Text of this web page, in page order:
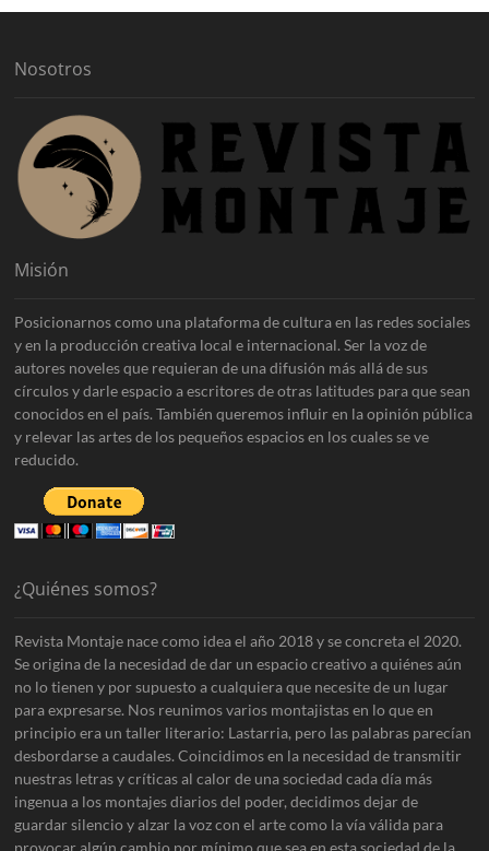
Nosotros
Misión
Posicionarnos como una plataforma de cultura en las redes sociales
y en la producción creativa local e internacional. Ser la voz de
autores noveles que requieran de una difusión más allá de sus
círculos y darle espacio a escritores de otras latitudes para que sean
conocidos en el país. También queremos influir en la opinión pública
y relevar las artes de los pequeños espacios en los cuales se ve
reducido.
¿Quiénes somos?
Revista Montaje nace como idea el año 2018 y se concreta el 2020.
Se origina de la necesidad de dar un espacio creativo a quiénes aún
no lo tienen y por supuesto a cualquiera que necesite de un lugar
para expresarse. Nos reunimos varios montajistas en lo que en
principio era un taller literario: Lastarria, pero las palabras parecían
desbordarse a caudales. Coincidimos en la necesidad de transmitir
nuestras letras y críticas al calor de una sociedad cada día más
ingenua a los montajes diarios del poder, decidimos dejar de
guardar silencio y alzar la voz con el arte como la vía válida para
provocar algún cambio por mínimo que sea en esta sociedad de la